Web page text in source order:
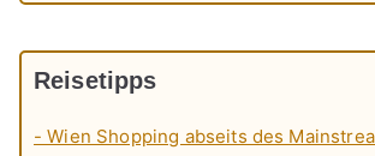
Reisetipps
- Wien Shopping abseits des